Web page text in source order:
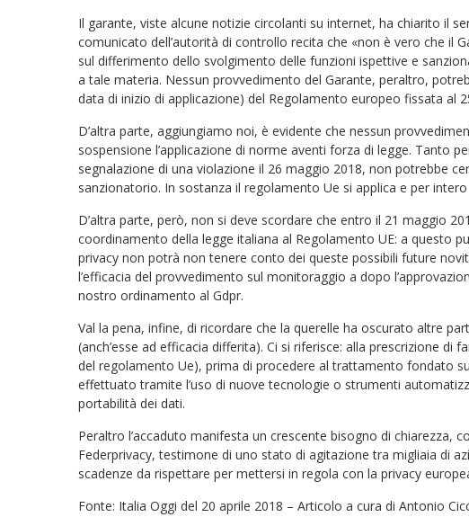
Il garante, viste alcune notizie circolanti su internet, ha chiarito il
comunicato dell’autorità di controllo recita che «non è vero che il
sul differimento dello svolgimento delle funzioni ispettive e
a tale materia. Nessun provvedimento del Garante, peraltro,
data di inizio di applicazione) del Regolamento europeo fissata al
D’altra parte, aggiungiamo noi, è evidente che nessun
sospensione l’applicazione di norme aventi forza di legge. Tanto
segnalazione di una violazione il 26 maggio 2018, non potrebbe
sanzionatorio. In sostanza il regolamento Ue si applica e per
D’altra parte, però, non si deve scordare che entro il 21 maggio
coordinamento della legge italiana al Regolamento UE: a questo
privacy non potrà non tenere conto dei queste possibili future
l’efficacia del provvedimento sul monitoraggio a dopo
nostro ordinamento al Gdpr.
Val la pena, infine, di ricordare che la querelle ha oscurato altre
(anch’esse ad efficacia differita). Ci si riferisce: alla prescrizione di
del regolamento Ue), prima di procedere al trattamento fondato
effettuato tramite l’uso di nuove tecnologie o strumenti
portabilità dei dati.
Peraltro l’accaduto manifesta un crescente bisogno di chiarezza,
Federprivacy, testimone di uno stato di agitazione tra migliaia di
scadenze da rispettare per mettersi in regola con la privacy
Fonte: Italia Oggi del 20 aprile 2018 – Articolo a cura di Antonio